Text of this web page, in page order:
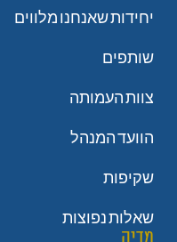
יחידות שאנחנו מלווים
שותפים
צוות העמותה
הוועד המנהל
שקיפות
שאלות נפוצות
מדיה